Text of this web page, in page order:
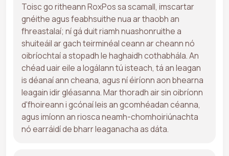
Toisc go ritheann RoxPos sa scamall, imscartar
gnéithe agus feabhsuithe nua ar thaobh an
fhreastalaí; ní gá duit riamh nuashonruithe a
shuiteáil ar gach teirminéal ceann ar cheann nó
oibríochtaí a stopadh le haghaidh cothabhála. An
chéad uair eile a logálann tú isteach, tá an leagan
is déanaí ann cheana, agus ní éiríonn aon bhearna
leagain idir gléasanna. Mar thoradh air sin oibríonn
d'fhoireann i gcónaí leis an gcomhéadan céanna,
agus imíonn an riosca neamh-chomhoiriúnachta
nó earráidí de bharr leaganacha as dáta.